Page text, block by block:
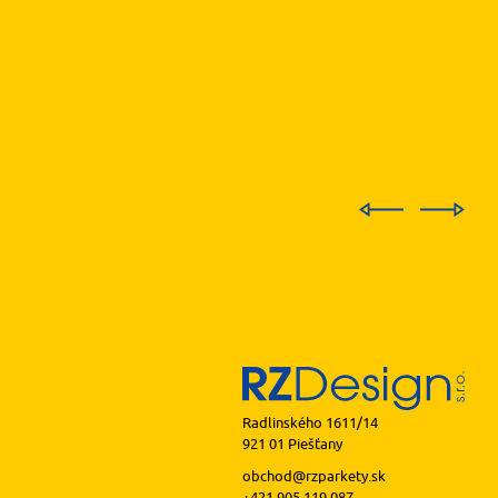
Radlinského 1611/14
921 01 Piešťany
obchod@rzparkety.sk